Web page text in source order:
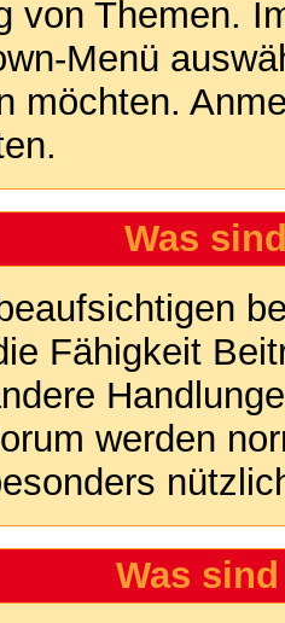
von Themen.
Menü
möchten.
Was
Fähigkeit
werden
Was